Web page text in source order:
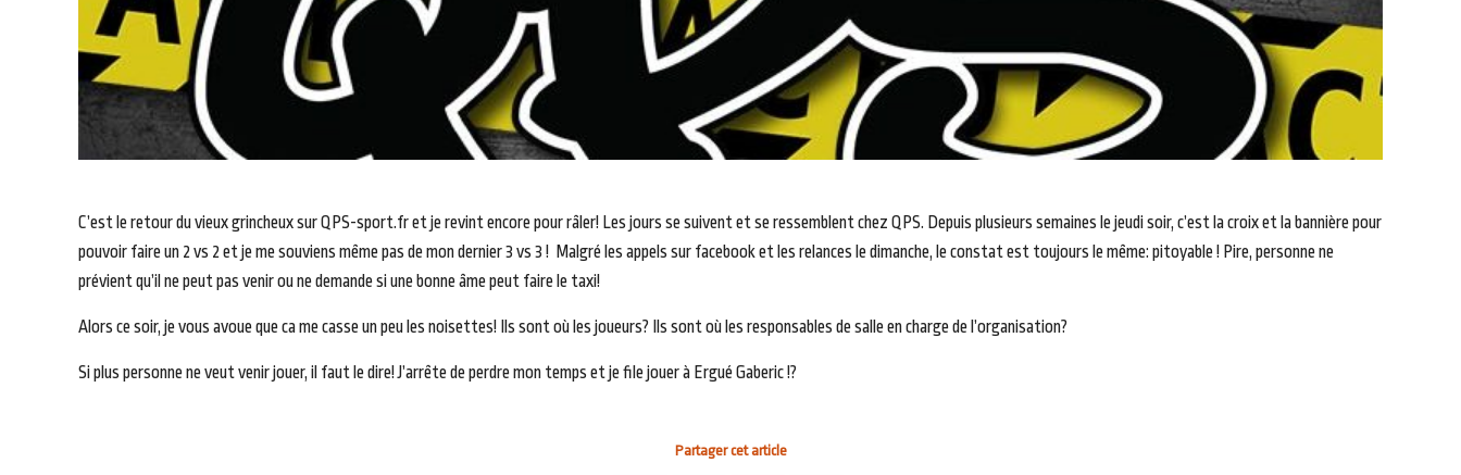
C’est le retour du vieux grincheux sur QPS-sport.fr et je revint encore pour râler! Les jours se suivent et se ressemblent chez QPS. Depuis plusieurs semaines le jeudi soir, c’est la croix et la bannière pour
pouvoir faire un 2 vs 2 et je me souviens même pas de mon dernier 3 vs 3 ! Malgré les appels sur facebook et les relances le dimanche, le constat est toujours le même: pitoyable ! Pire, personne ne
prévient qu’il ne peut pas venir ou ne demande si une bonne âme peut faire le taxi!
Alors ce soir, je vous avoue que ca me casse un peu les noisettes! Ils sont où les joueurs? Ils sont où les responsables de salle en charge de l’organisation?
Si plus personne ne veut venir jouer, il faut le dire! J’arrête de perdre mon temps et je file jouer à Ergué Gaberic !?
Partager cet article